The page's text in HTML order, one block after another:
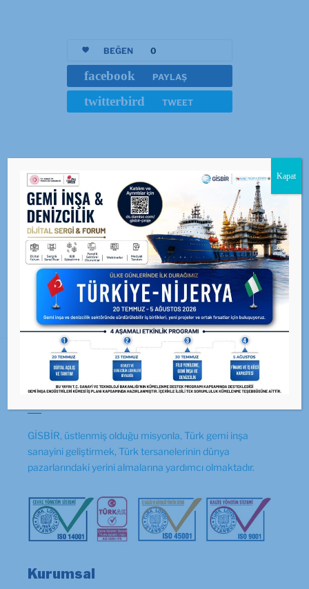
BEĞEN 0
facebook PAYLAŞ
twitterbird TWEET
GİSBİR · X (Twitter)
Güncel duyuru ve haberler için resmi X hesabımızı
takip edin.
@GISBIR — Takip Et
GİSBİR Hakkında
GİSBİR, üstlenmiş olduğu misyonla, Türk gemi inşa
sanayini geliştirmek, Türk tersanelerinin dünya
pazarlarındaki yerini almalarına yardımcı olmaktadır.
Kurumsal
Kapat